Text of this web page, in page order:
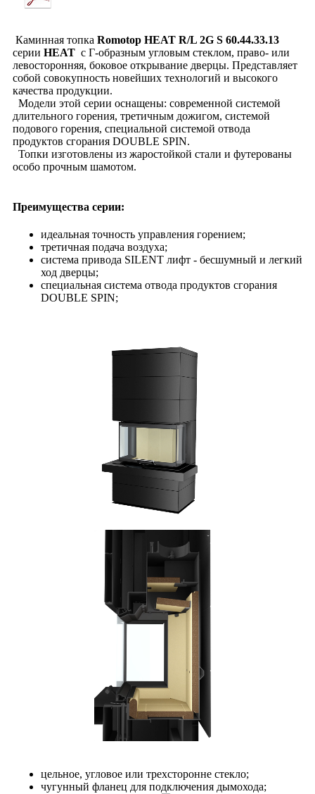
Каминная топка Romotop HEAT R/L 2G S 60.44.33.13
серии HEAT с Г-образным угловым стеклом, право- или
левосторонняя, боковое открывание дверцы. Представляет
собой совокупность новейших технологий и высокого
качества продукции.
Модели этой серии оснащены: современной системой
длительного горения, третичным дожигом, системой
подового горения, специальной системой отвода
продуктов сгорания DOUBLE SPIN.
Топки изготовлены из жаростойкой стали и футерованы
особо прочным шамотом.
Преимущества серии:
идеальная точность управления горением;
третичная подача воздуха;
система привода SILENT лифт - бесшумный и легкий
ход дверцы;
специальная система отвода продуктов сгорания
DOUBLE SPIN;
цельное, угловое или трехсторонне стекло;
чугунный фланец для подключения дымохода;